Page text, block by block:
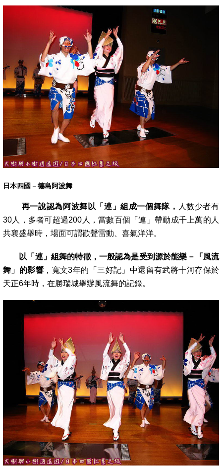
日本四國－德島阿波舞
再一說認為阿波舞以「連」組成一個舞隊， 人數少者有
30人，多者可超過200人，當數百個「連」帶動成千上萬的人
共襄盛舉時，場面可謂歡聲雷動、喜氣洋洋。
以「連」組舞的特徵，一般認為是受到源於能樂－「風流
舞」的影響 ，寬文3年的「三好記」中還留有武將十河存保於
天正6年時，在勝瑞城舉辦風流舞的記錄。